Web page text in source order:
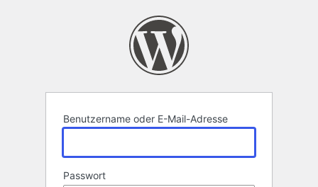
Benutzername oder E-Mail-Adresse
Passwort